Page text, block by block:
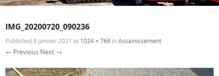
IMG_20200720_090236
Published8 janvier 2021 at 1024 × 768 inAssainissement
← Previous Next →